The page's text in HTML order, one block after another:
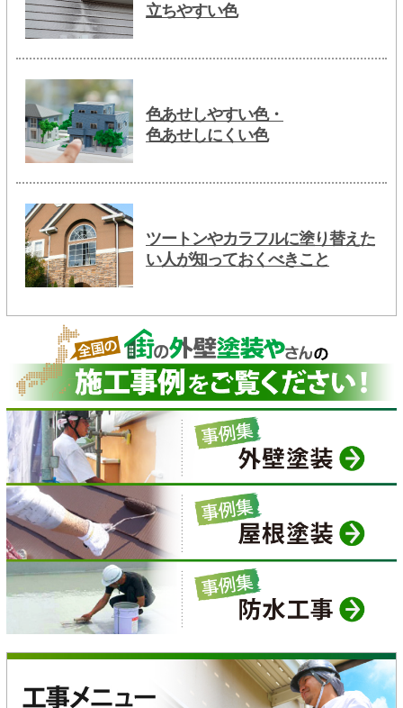
立ちやすい色
色あせしやすい色・
色あせしにくい色
ツートンやカラフルに塗り替えた
い人が知っておくべきこと